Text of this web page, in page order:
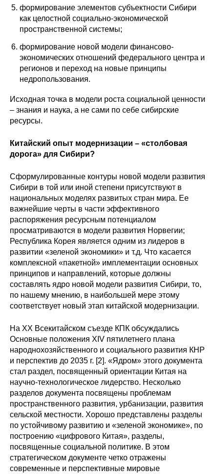
формирование элементов субъектности Сибири
как целостной социально-экономической
пространственной системы;
формирование новой модели финансово-
экономических отношений федерального центра и
регионов и переход на новые принципы
недропользования.
Исходная точка в модели роста социальной ценности
– знания и наука, а не сами по себе сибирские
ресурсы.
Китайский опыт модернизации – «столбовая
дорога» для Сибири?
Сформулированные контуры новой модели развития
Сибири в той или иной степени присутствуют в
национальных моделях развитых стран мира. Ее
важнейшие черты в части эффективного
распоряжения ресурсным потенциалом
просматриваются в модели развития Норвегии;
Республика Корея является одним из лидеров в
развитии «зеленой экономики» и т.д. Что касается
комплексной «пакетной» имплементации основных
принципов и направлений, которые должны
составлять ядро новой модели развития Сибири, то,
по нашему мнению, в наибольшей мере этому
соответствует новый этап китайской модернизации.
На XX Всекитайском съезде КПК обсуждались
Основные положения XIV пятилетнего плана
народнохозяйственного и социального развития КНР
и перспектив до 2035 г. [2]. «Ядром» этого документа
стал раздел, посвященный ориентации Китая на
научно-технологическое лидерство. Несколько
разделов документа посвящены проблемам
пространственного развития, урбанизации, развития
сельской местности. Хорошо представлены разделы
по устойчивому развитию и «зеленой экономике», по
построению «цифрового Китая», разделы,
посвященные социальной политике. В этом
стратегическом документе четко отражены
современные и перспективные мировые